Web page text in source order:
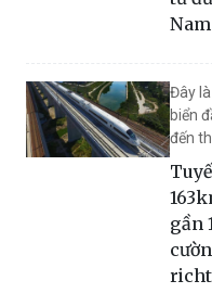
Đây
biển
đến
gần